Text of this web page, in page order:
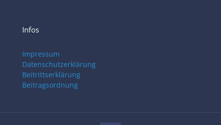
Infos
Impressum
Datenschutzerklärung
Beitrittserklärung
Beitragsordnung